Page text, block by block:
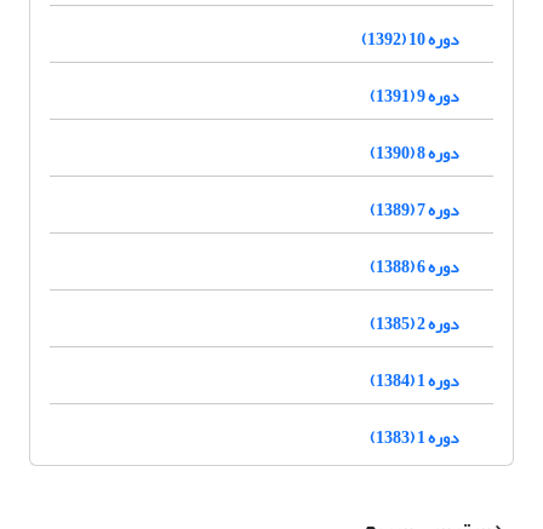
دوره 10 (1392)
دوره 9 (1391)
دوره 8 (1390)
دوره 7 (1389)
دوره 6 (1388)
دوره 2 (1385)
دوره 1 (1384)
دوره 1 (1383)